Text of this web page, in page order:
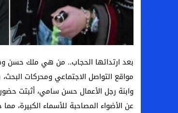
بعد ارتدائها الحجاب.. من هي ملك حسن
مواقع التواصل الاجتماعي ومحركات
وابنة رجل الأعمال حسن سامي، أثبتت
عن الأضواء المصاحبة للأسماء الكبيرة،